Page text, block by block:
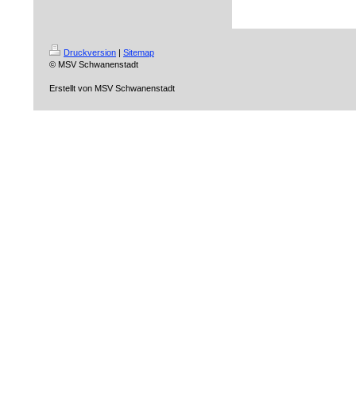
Druckversion | Sitemap
© MSV Schwanenstadt
Erstellt von MSV Schwanenstadt